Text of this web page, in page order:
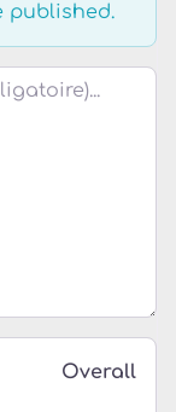
published.
Overall